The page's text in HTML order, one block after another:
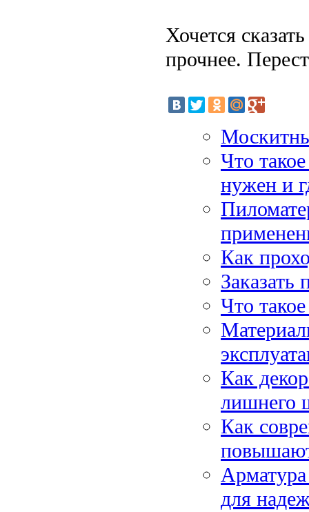
Хочется
прочнее.
Что
нужен и
Как
Заказать
Что
Как
лишнего
Как
Арматура
для